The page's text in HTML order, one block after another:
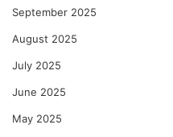
September 2025
August 2025
July 2025
June 2025
May 2025